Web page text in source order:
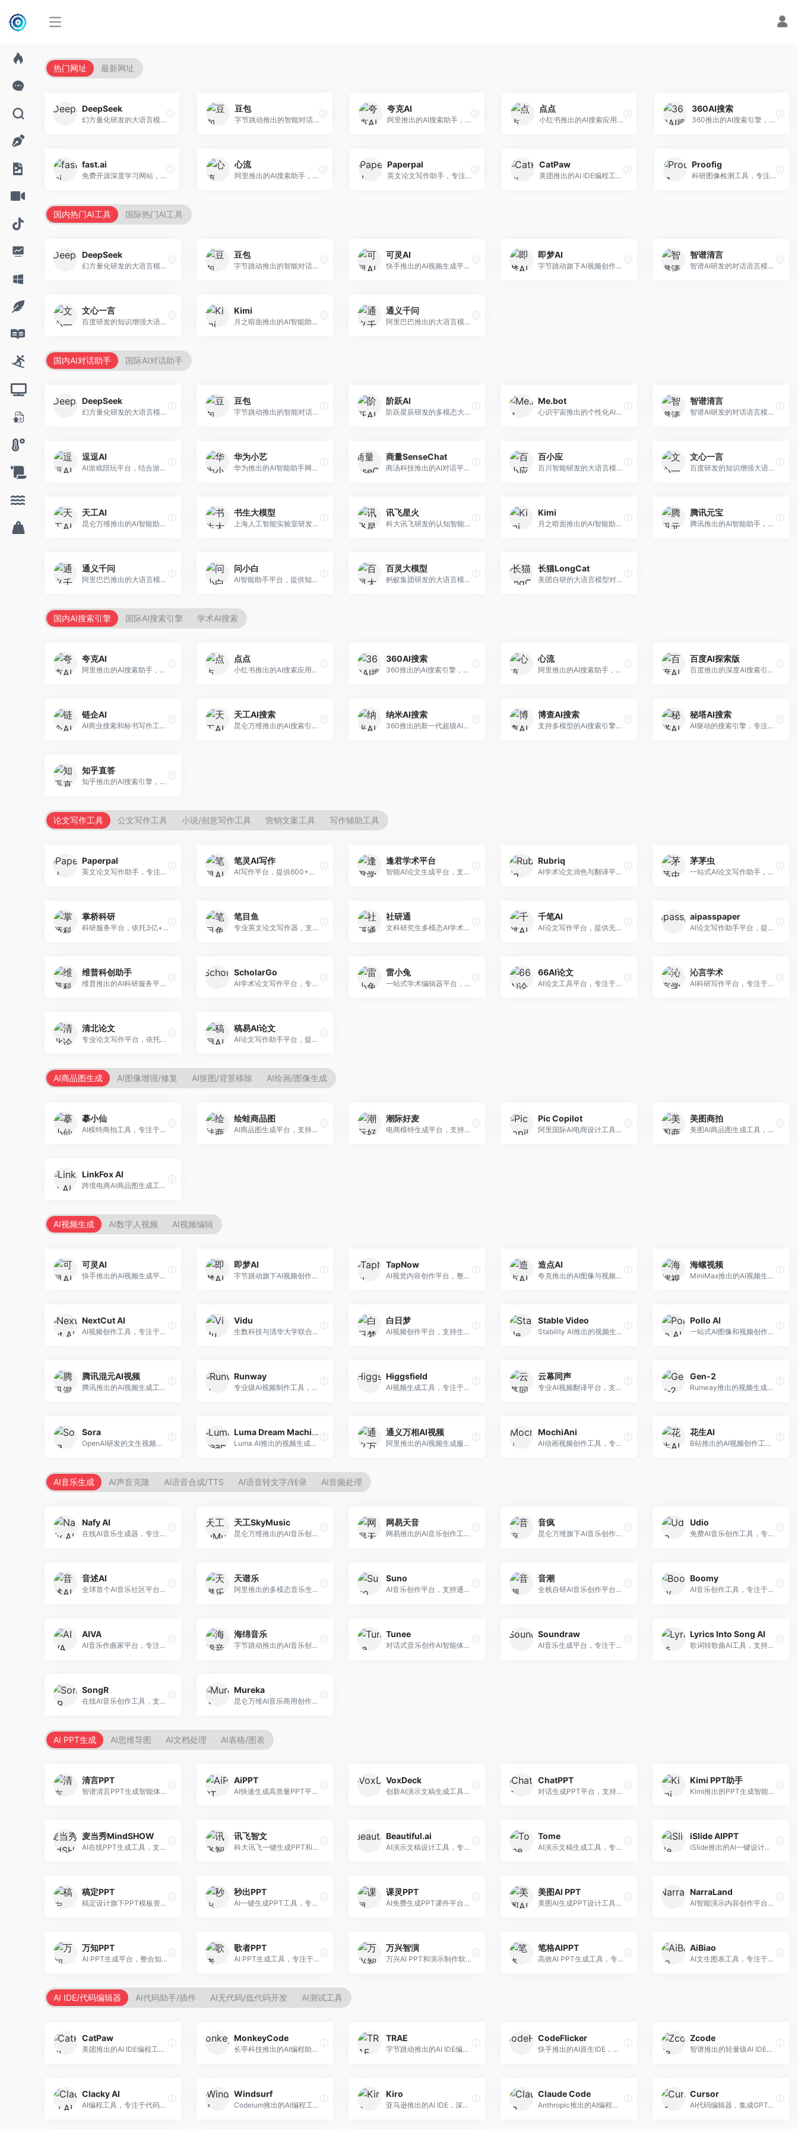
热门网址 最新网址
DeepSeek
幻方量化研发的大语言模型平台，专注于深度推理和代码生成能力。面向开发者、研究人员和技术爱好者，提供强大的逻辑推理和数学计算功能，开源生态完善，API接口友好。
豆包
字节跳动推出的智能对话助手平台，提供文本创作、知识问答、英语学习等多种AI服务。面向普通用户和内容创作者，支持多轮对话和文件解析，免费使用，响应速度快，中文理解能力强。
夸克AI
阿里推出的AI搜索助手，整合搜索与AI功能。面向年轻用户，提供智能搜索、文档处理、学习辅助等服务，与夸克生态深度整合。
点点
小红书推出的AI搜索应用，专注于生活方式内容搜索。面向小红书用户，提供生活攻略、消费决策、内容推荐等服务，生活方式内容丰富。
360AI搜索
360推出的AI搜索引擎，专注于安全智能搜索。面向普通用户，提供智能问答、网页搜索、内容整理等服务，安全防护能力强。
fast.ai
免费开源深度学习网站，专注于实用AI教学。面向开发者，提供免费深度学习课程、实战项目、代码库等资源，学习门槛低。
心流
阿里推出的AI搜索助手，专注于智能信息获取。面向普通用户，提供智能搜索、内容整理、知识问答等服务，与阿里生态深度整合。
Paperpal
英文论文写作助手，专注于学术英语润色。面向需要发表国际期刊的研究者，提供语法检查、学术表达优化、格式规范等服务，英语表达地道专业。
CatPaw
美团推出的AI IDE编程工具，专注于本地开发生态。面向开发者，提供智能代码补全、代码生成、项目管理等服务，本地开发体验好。
Proofig
科研图像检测工具，专注于学术图像完整性验证。面向科研人员，提供图像检测、重复分析、报告生成等服务，学术检测专业。
国内热门AI工具 国际热门AI工具
DeepSeek
幻方量化研发的大语言模型平台，专注于深度推理和代码生成能力。面向开发者、研究人员和技术爱好者，提供强大的逻辑推理和数学计算功能，开源生态完善，API接口友好。
豆包
字节跳动推出的智能对话助手平台，提供文本创作、知识问答、英语学习等多种AI服务。面向普通用户和内容创作者，支持多轮对话和文件解析，免费使用，响应速度快，中文理解能力强。
可灵AI
快手推出的AI视频生成平台，支持文生视频和图生视频，可生成长达2分钟的高质量视频内容。面向短视频创作者和营销人员，操作简便，生成效果逼真，适合商业推广和创意表达。
即梦AI
字节跳动旗下AI视频创作平台，支持多模态内容生成。面向内容创作者和营销人员，提供文生视频、图生视频、智能剪辑等功能，中文理解能力强，创作效率高。
智谱清言
智谱AI研发的对话语言模型，支持中英双语交互。面向中文用户和开发者，提供知识问答、代码编写、文档解读等服务，开源生态完善，学术研究背景深厚。
文心一言
百度研发的知识增强大语言模型，深度融合百度知识图谱和搜索能力。面向中文用户，提供知识问答、文本创作、逻辑推理等服务，中文语境理解准确，知识覆盖面广。
Kimi
月之暗面推出的AI智能助手，核心优势在于超长文本处理能力，支持20万字以上文档分析。面向学术研究者、职场人士和内容创作者，提供文档解读、PPT生成、联网搜索等综合服务。
通义千问
阿里巴巴推出的大语言模型平台，提供对话问答、文档处理、图像理解、代码编写等全方位AI服务。面向企业用户和个人开发者，集成阿里云生态，支持多模态交互，企业级安全保障。
国内AI对话助手 国际AI对话助手
DeepSeek
幻方量化研发的大语言模型平台，专注于深度推理和代码生成能力。面向开发者、研究人员和技术爱好者，提供强大的逻辑推理和数学计算功能，开源生态完善，API接口友好。
豆包
字节跳动推出的智能对话助手平台，提供文本创作、知识问答、英语学习等多种AI服务。面向普通用户和内容创作者，支持多轮对话和文件解析，免费使用，响应速度快，中文理解能力强。
阶跃AI
阶跃星辰研发的多模态大模型平台，支持文本、图像、视频的综合理解与生成。面向创作者和企业客户，提供内容创作、智能分析等服务，多模态能力突出。
Me.bot
心识宇宙推出的个性化AI伴侣，专注于情感交互和个人助理服务。面向个人用户，支持日程管理、情感陪伴、知识问答等功能，交互体验人性化。
智谱清言
智谱AI研发的对话语言模型，支持中英双语交互。面向中文用户和开发者，提供知识问答、代码编写、文档解读等服务，开源生态完善，学术研究背景深厚。
逗逗AI
AI游戏陪玩平台，结合游戏理解和自然语言交互技术。面向游戏玩家，提供游戏攻略、陪玩互动、社交聊天等服务，游戏知识丰富，互动体验有趣。
华为小艺
华为推出的AI智能助手网页端，深度整合鸿蒙生态和华为云服务。面向华为设备用户，支持语音交互、智能问答、设备控制等功能，与华为硬件生态无缝衔接。
商量SenseChat
商汤科技推出的AI对话平台，结合计算机视觉和自然语言处理技术。面向企业用户和开发者，支持多模态交互，视觉理解能力强，适合智能客服和内容创作场景。
百小应
百川智能研发的大语言模型助手，专注于中文理解和生成。面向中文用户，提供知识问答、文本创作、代码辅助等服务，模型参数规模大，中文表达流畅自然。
文心一言
百度研发的知识增强大语言模型，深度融合百度知识图谱和搜索能力。面向中文用户，提供知识问答、文本创作、逻辑推理等服务，中文语境理解准确，知识覆盖面广。
天工AI
昆仑万维推出的AI智能助手，集成搜索、对话、创作等多种能力。面向普通用户和内容创作者，支持联网搜索、文本生成、图像理解等功能，响应速度快，免费使用。
书生大模型
上海人工智能实验室研发的开源大模型系列，支持多尺度和多模态。面向研究机构和开发者，开源生态完善，学术研究背景深厚，适合科研和定制开发。
讯飞星火
科大讯飞研发的认知智能大模型，深度融合语音识别和自然语言处理技术。面向企业用户和教育领域，提供语音交互、文档处理、代码生成等服务，中文语音识别准确率高。
Kimi
月之暗面推出的AI智能助手，核心优势在于超长文本处理能力，支持20万字以上文档分析。面向学术研究者、职场人士和内容创作者，提供文档解读、PPT生成、联网搜索等综合服务。
腾讯元宝
腾讯推出的AI智能助手，整合微信生态和腾讯云服务。面向普通用户和企业客户，支持文档解析、图像理解、联网搜索等功能，与腾讯产品无缝衔接，办公协作便捷。
通义千问
阿里巴巴推出的大语言模型平台，提供对话问答、文档处理、图像理解、代码编写等全方位AI服务。面向企业用户和个人开发者，集成阿里云生态，支持多模态交互，企业级安全保障。
问小白
AI智能助手平台，提供知识问答、文本创作、文档处理等服务。面向普通用户和职场人士，操作简便，响应速度快，支持多场景应用。
百灵大模型
蚂蚁集团研发的大语言模型平台，专注于金融科技和企业服务。面向金融机构和企业客户，提供智能客服、风险分析、文档处理等服务，金融场景理解深入。
长猫LongCat
美团自研的大语言模型对话平台，专注于本地生活服务场景。面向美团生态用户，提供智能推荐、服务问答等功能，本地生活知识覆盖全面。
国内AI搜索引擎 国际AI搜索引擎 学术AI搜索
夸克AI
阿里推出的AI搜索助手，整合搜索与AI功能。面向年轻用户，提供智能搜索、文档处理、学习辅助等服务，与夸克生态深度整合。
点点
小红书推出的AI搜索应用，专注于生活方式内容搜索。面向小红书用户，提供生活攻略、消费决策、内容推荐等服务，生活方式内容丰富。
360AI搜索
360推出的AI搜索引擎，专注于安全智能搜索。面向普通用户，提供智能问答、网页搜索、内容整理等服务，安全防护能力强。
心流
阿里推出的AI搜索助手，专注于智能信息获取。面向普通用户，提供智能搜索、内容整理、知识问答等服务，与阿里生态深度整合。
百度AI探索版
百度推出的深度AI搜索引擎，整合百度知识图谱。面向中文用户，提供智能问答、知识探索、内容生成等服务，知识覆盖面广。
链企AI
AI商业搜索和标书写作工具，专注于企业服务场景。面向企业用户，提供商业信息搜索、标书生成、企业分析等服务，商业信息专业。
天工AI搜索
昆仑万维推出的AI搜索引擎，整合大模型与搜索能力。面向普通用户，提供智能问答、深度搜索、内容整理等服务，中文搜索体验好。
纳米AI搜索
360推出的新一代超级AI搜索，深度整合360搜索资源。面向普通用户，提供智能问答、多模态搜索、内容生成等服务，安全可靠。
博查AI搜索
支持多模型的AI搜索引擎，整合多种大模型能力。面向AI爱好者，提供多模型搜索、答案对比、深度分析等服务，模型选择灵活。
秘塔AI搜索
AI驱动的搜索引擎，专注于无广告直达结果。面向研究者和信息获取需求者，提供深度搜索、来源标注、答案整理等服务，搜索结果干净准确，信息可信度高。
知乎直答
知乎推出的AI搜索引擎，专注于知识问答场景。面向知识获取者，提供知乎内容搜索、智能问答、知识整理等服务，专业知识丰富。
论文写作工具 公文写作工具 小说/创意写作工具 营销文案工具 写作辅助工具
Paperpal
英文论文写作助手，专注于学术英语润色。面向需要发表国际期刊的研究者，提供语法检查、学术表达优化、格式规范等服务，英语表达地道专业。
笔灵AI写作
AI写作平台，提供600+写作模板。面向学生、职场人士和内容创作者，支持论文、公文、营销文案等多种文体，模板丰富，一键生成，写作效率大幅提升。
逢君学术平台
智能AI论文生成平台，支持查重检测。面向高校学生和研究人员，提供论文选题、内容生成、查重修改等一站式服务，学术写作流程完整。
Rubriq
AI学术论文润色与翻译平台。面向国际期刊投稿者，提供论文润色、翻译、格式调整等服务，支持多语言，学术表达专业规范。
茅茅虫
一站式AI论文写作助手，覆盖学术写作全场景。面向高校学生和科研人员，提供开题报告、文献综述、论文正文等写作服务，支持多学科多类型论文，操作简便。
掌桥科研
科研服务平台，依托3亿+真实文献数据库。面向学术研究者和学生，提供文献检索、论文写作、科研数据分析等服务，文献资源丰富，学术支持专业。
笔目鱼
专业英文论文写作器，支持学术论文全流程。面向留学生和国际期刊投稿者，提供英文论文撰写、润色、格式调整等服务，学术英语表达规范。
社研通
文科研究生多模态AI学术写作平台。面向文科研究生和社科研究者，提供文献综述、理论分析、定性研究辅助等服务，文科研究方法论支持完善。
千笔AI
AI论文写作平台，提供无限改稿服务。面向高校学生和学术研究者，支持论文选题、大纲生成、内容撰写、查重修改等全流程服务，改稿次数不限，服务质量有保障。
aipasspaper
AI论文写作助手平台，提供智能化的学术写作支持。面向大学生和研究人员，支持多种学科论文生成，提供参考文献管理和格式规范服务，写作效率高。
维普科创助手
维普推出的AI科研服务平台，整合学术资源与智能写作。面向科研人员和高校师生，提供文献检索、论文写作、查重检测等一站式服务，学术资源权威可靠。
ScholarGo
AI学术论文写作平台，专注于理工科领域的逻辑构建。面向理工科研究生和科研工作者，提供公式编辑、数据分析、论文结构优化等服务，理工科写作逻辑严谨。
雷小兔
一站式学术编辑器平台，覆盖论文写作全流程。面向高校学生和科研人员，提供选题分析、文献检索、论文生成、查重降重等服务，操作流程清晰，学术写作效率显著提升。
66AI论文
AI论文工具平台，专注于高质量低查重论文生成。面向大学生和研究生，提供论文写作、降重修改等服务，生成内容原创度高，查重率低。
沁言学术
AI科研写作平台，专注于学术研究辅助。面向研究生和科研工作者，提供文献分析、研究方法指导、论文撰写等服务，学术资源丰富，研究支持全面。
清北论文
专业论文写作平台，依托高校学术资源。面向本科生和研究生，提供论文指导、写作辅助、查重检测等服务，学术规范性强，适合追求高质量论文的用户。
稿易AI论文
AI论文写作助手平台，提供智能化学术写作支持。面向高校学生，支持多种论文类型生成，提供参考文献管理和格式规范服务，操作流程简单。
AI商品图生成 AI图像增强/修复 AI抠图/背景移除 AI绘画/图像生成
摹小仙
AI模特商拍工具，专注于服装电商。面向服装电商卖家，提供虚拟模特试穿、商品展示图生成等服务，模特形象多样，拍摄成本低。
绘蛙商品图
AI商品图生成平台，支持模特换装和场景生成。面向电商卖家，提供商品上身效果展示、场景化商品图生成等服务，电商营销效果显著。
潮际好麦
电商模特生成平台，支持AI虚拟模特创作。面向服装和配饰电商，提供模特试穿、商品展示、营销素材生成等服务，模特形象可定制。
Pic Copilot
阿里国际AI电商设计工具，专注于跨境电商。面向跨境电商卖家，提供商品图优化、营销海报生成、多语言适配等服务，海外市场适配性强。
美图商拍
美图AI商品图生成工具，整合美图生态。面向电商卖家，提供商品图美化、模特替换、场景生成等服务，移动端操作便捷。
LinkFox AI
跨境电商AI商品图生成工具。面向跨境电商卖家，支持多语言商品图生成、模特替换、场景优化等服务，适配海外电商平台需求。
AI视频生成 AI数字人视频 AI视频编辑
可灵AI
快手推出的AI视频生成平台，支持文生视频和图生视频，可生成长达2分钟的高质量视频内容。面向短视频创作者和营销人员，操作简便，生成效果逼真，适合商业推广和创意表达。
即梦AI
字节跳动旗下AI视频创作平台，支持多模态内容生成。面向内容创作者和营销人员，提供文生视频、图生视频、智能剪辑等功能，中文理解能力强，创作效率高。
TapNow
AI视觉内容创作平台，整合图像与视频生成能力。面向内容创作者，提供文生图、文生视频、智能编辑等服务，创作工具丰富，一站式体验便捷。
造点AI
夸克推出的AI图像与视频创作平台。面向普通用户和内容创作者，提供文生图、文生视频等功能，操作简便，与夸克生态深度整合。
海螺视频
MiniMax推出的AI视频生成工具，支持高质量视频创作。面向内容创作者，提供文生视频、视频编辑等功能，生成速度快，视频效果自然流畅。
NextCut AI
AI视频创作工具，专注于智能剪辑和视频生成。面向视频创作者，提供智能剪辑、视频生成、特效添加等功能，剪辑效率高，适合快节奏内容生产。
Vidu
生数科技与清华大学联合研发的AI视频生成大模型。面向视频创作者和内容生产者，支持文生视频、图生视频，视频质量高，物理运动理解准确，国产视频生成领先工具。
白日梦
AI视频创作平台，支持生成长达50分钟的长视频内容。面向长视频创作者和内容生产者，支持故事视频生成、视频编辑等功能，适合叙事性内容创作。
Stable Video
Stability AI推出的视频生成模型，开源可部署。面向开发者和专业创作者，支持视频生成、视频编辑等功能，开源生态完善，定制化程度高。
Pollo AI
一站式AI图像和视频创作平台，整合多种生成工具。面向内容创作者，提供文生图、文生视频、视频编辑等服务，创作工具全面，一站式体验便捷。
腾讯混元AI视频
腾讯推出的AI视频生成工具，基于混元大模型。面向腾讯生态用户和内容创作者，支持文生视频、视频编辑等功能，与腾讯产品生态深度整合。
Runway
专业级AI视频制作工具，支持视频生成与编辑。面向影视制作人和创意工作者，提供文生视频、视频编辑、绿幕抠像等专业功能，视频处理能力强，适合专业创作场景。
Higgsfield
AI视频生成工具，专注于高质量视频内容创作。面向视频创作者和营销人员，支持文生视频、视频编辑等功能，视频效果逼真，适合商业应用。
云幕同声
专业AI视频翻译平台，支持视频多语言配音和字幕生成。面向跨境电商和内容出海从业者，提供视频翻译、配音、字幕生成等服务，多语言支持完善。
Gen-2
Runway推出的视频生成模型，专注于文生视频和视频风格转换。面向影视制作人和创意工作者，支持文本到视频、图像到视频等多种生成模式，视频质量专业级。
Sora
OpenAI研发的文生视频大模型，可根据文字描述生成长达60秒的高清视频。面向影视创作者、广告从业者和内容生产者，视频连贯性强，物理世界理解准确，代表了AI视频生成的最高水平。
Luma Dream Machine
Luma AI推出的视频生成工具，专注于高质量视频创作。面向影视创作者和内容生产者，支持文生视频、图生视频，视频质量高，物理运动流畅自然。
通义万相AI视频
阿里推出的AI视频生成服务，整合图像与视频创作能力。面向电商和营销从业者，支持商品视频生成、营销视频制作等服务，商业应用场景丰富。
MochiAni
AI动画视频创作工具，专注于动画内容生成。面向动画创作者和二次元内容生产者，支持动画风格视频生成，动画效果流畅，适合动漫内容创作。
花生AI
B站推出的AI视频创作工具，专注于短视频内容生成。面向B站创作者，支持视频生成、视频编辑等功能，与B站平台深度整合，创作效率高。
AI音乐生成 AI声音克隆 AI语音合成/TTS AI语音转文字/转录 AI音频处理
Nafy AI
在线AI音乐生成器，专注于快速音乐创作。面向内容创作者，支持多种风格音乐生成，操作简便，生成速度快，适合快速配乐需求。
天工SkyMusic
昆仑万维推出的AI音乐创作平台，基于天工大模型。面向音乐创作者，支持歌词生成、旋律创作、音乐编曲等服务，中文音乐创作能力强。
网易天音
网易推出的AI音乐创作工具，支持作词、作曲与编曲。面向音乐爱好者和独立音乐人，提供歌词生成、旋律创作、编曲制作等服务，与网易云音乐生态深度整合。
音疯
昆仑万维旗下AI音乐创作平台，专注于音乐内容生成。面向音乐爱好者和内容创作者，提供多种风格音乐生成，操作简便，创作速度快。
Udio
免费AI音乐创作工具，专注于高质量音乐生成。面向音乐创作者和内容制作者，支持多种音乐风格生成，音质专业，创作自由度高，适合专业音乐制作场景。
音述AI
全球首个AI音乐社区平台，整合创作与分享功能。面向音乐创作者和爱好者，提供音乐创作、作品分享、社区交流等服务，社区氛围活跃。
天谱乐
阿里推出的多模态音乐生成平台，整合音频与文本理解能力。面向内容创作者，支持歌词生成、旋律创作、音乐编辑等服务，与阿里生态深度整合。
Suno
AI音乐创作平台，支持通过文字描述生成完整歌曲，包含歌词、旋律和人声。面向音乐爱好者、内容创作者和独立音乐人，操作门槛低，创作速度快，支持多种音乐风格，为音乐创作带来全新可能。
音潮
全栈自研AI音乐创作平台，支持从创作到发布的完整流程。面向独立音乐人和音乐工作室，提供作词作曲、编曲混音、音乐发布等服务，创作工具专业。
Boomy
AI音乐创作工具，专注于快速音乐生成与发布。面向音乐爱好者和业余创作者，支持一键生成原创音乐，可直接发布到音乐平台，创作门槛低。
AIVA
AI音乐作曲家平台，专注于古典和影视配乐创作。面向影视制作人和游戏开发者，提供原创音乐生成、配乐定制等服务，音乐风格专业，适合影视游戏配乐。
海绵音乐
字节跳动推出的AI音乐创作平台，支持多风格音乐生成。面向内容创作者和音乐爱好者，提供歌词创作、旋律生成、编曲制作等服务，创作效率高，适合短视频配乐。
Tunee
对话式音乐创作AI智能体，支持自然语言交互创作。面向音乐爱好者，通过对话方式完成音乐创作，交互体验友好，创作过程直观。
Soundraw
AI音乐生成平台，专注于免版税音乐创作。面向视频创作者和内容制作者，提供背景音乐生成、音乐定制等服务，音乐版权清晰，适合视频配乐场景。
Lyrics Into Song AI
歌词转歌曲AI工具，支持将歌词转化为完整歌曲。面向歌词创作者和音乐爱好者，提供歌词谱曲、编曲制作等服务，歌词音乐化效率高。
SongR
在线AI音乐创作工具，支持歌词与旋律一体化生成。面向内容创作者和音乐爱好者，提供歌词创作、旋律生成、音乐制作等服务，操作简便，创作速度快。
Mureka
昆仑万维AI音乐商用创作平台，专注于商业音乐授权。面向企业和商业用户，提供版权音乐生成、商用授权等服务，音乐版权清晰，商业应用安全。
AI PPT生成 AI思维导图 AI文档处理 AI表格/图表
清言PPT
智谱清言PPT生成智能体，基于GLM大模型。面向智谱用户，支持对话生成PPT、内容优化等服务，与智谱生态深度整合。
AiPPT
AI快速生成高质量PPT平台，支持主题定制。面向职场人士和学生，提供一键生成、模板选择、内容优化等服务，PPT制作速度快，设计质量高。
VoxDeck
创新AI演示文稿生成工具，支持语音交互创作。面向职场人士，支持语音输入、PPT生成、内容优化等功能，语音创作体验便捷。
ChatPPT
对话生成PPT平台，支持自然语言交互创作。面向职场人士和教育工作者，通过对话方式完成PPT制作，交互体验友好，创作过程直观。
Kimi PPT助手
Kimi推出的PPT生成智能体，整合长文本处理能力。面向职场人士和学生，支持文档解析、PPT生成、内容优化等服务，与Kimi生态深度整合。
麦当秀MindSHOW
AI在线PPT生成工具，支持思维导图转PPT。面向职场人士，提供思维导图导入、PPT生成、模板选择等服务，思维导图转PPT效率高。
讯飞智文
科大讯飞一键生成PPT和Word工具，整合语音技术。面向职场人士，支持语音输入、文档生成、格式调整等功能，办公效率显著提升。
Beautiful.ai
AI演示文稿设计工具，专注于自动化设计排版。面向职场人士，提供智能排版、模板选择、设计优化等服务，设计美观度高。
Tome
AI演示文稿生成工具，专注于故事化演示创作。面向创业者和营销人员，提供故事叙述、视觉设计、内容生成等服务，演示文稿叙事性强。
iSlide AIPPT
iSlide推出的AI一键设计精美PPT工具。面向PPT设计用户，提供模板库、内容生成、设计优化等服务，与iSlide插件深度整合。
稿定PPT
稿定设计旗下PPT模板资源库，整合AI生成功能。面向设计师和职场人士，提供海量PPT模板、AI内容生成等服务，模板质量高。
秒出PPT
AI一键生成PPT工具，专注于快速演示文稿制作。面向职场人士，支持主题输入、内容生成、模板套用等功能，PPT生成速度快，适合紧急制作场景。
课灵PPT
AI免费生成PPT课件平台，专注于教育场景。面向教师和教育工作者，提供课件生成、教学设计、模板选择等服务，教育适配性强。
美图AI PPT
美图AI生成PPT设计工具，整合图像处理能力。面向设计师和职场人士，提供PPT生成、图片美化、设计优化等服务，视觉设计美观。
NarraLand
AI智能演示内容创作平台，专注于叙事演示。面向内容创作者，提供故事创作、演示生成、动画设计等服务，演示内容生动有趣。
万知PPT
AI PPT生成平台，整合知识库与创作功能。面向职场人士，支持内容检索、PPT生成、设计优化等服务，知识整合能力强。
歌者PPT
AI PPT生成工具，专注于演示文稿智能创作。面向职场人士，支持主题输入、内容生成、设计美化等功能，PPT制作效率高。
万兴智演
万兴AI PPT和演示制作软件，整合视频演示功能。面向职场人士和教育工作者，提供PPT生成、演示录制、视频制作等服务，演示功能完善。
笔格AIPPT
高效AI PPT生成工具，专注于演示文稿智能创作。面向职场人士，支持主题输入、内容生成、设计美化等功能，PPT制作效率高。
AiBiao
AI文生图表工具，专注于数据可视化展示。面向数据分析师和职场人士，提供图表生成、数据可视化、PPT嵌入等服务，数据展示专业。
AI IDE/代码编辑器 AI代码助手/插件 AI无代码/低代码开发 AI测试工具
CatPaw
美团推出的AI IDE编程工具，专注于本地开发生态。面向开发者，提供智能代码补全、代码生成、项目管理等服务，本地开发体验好。
MonkeyCode
长亭科技推出的AI编程助手，专注于安全开发。面向开发者，提供代码生成、安全检测、漏洞修复等服务，安全开发能力强。
TRAE
字节跳动推出的AI IDE编程工具，深度集成大模型能力。面向开发者，提供智能代码补全、代码解释、重构优化等服务，编程效率显著提升。
CodeFlicker
快手推出的AI原生IDE，专注于短视频相关开发。面向快手生态开发者，提供代码生成、调试辅助等服务，与快手开发生态深度整合。
Zcode
智谱推出的轻量级AI IDE，基于GLM模型。面向开发者，提供智能代码补全、代码生成、错误检测等服务，中文编程支持好。
Clacky AI
AI编程工具，专注于代码智能生成与优化。面向开发者，提供代码生成、代码重构、错误修复等服务，编程效率高。
Windsurf
Codeium推出的AI编程工具，专注于代码智能辅助。面向开发者，提供代码补全、代码生成、代码解释等服务，多语言支持完善。
Kiro
亚马逊推出的AI IDE，深度整合AWS云服务。面向AWS开发者，提供代码生成、云服务集成、部署自动化等服务，与AWS生态无缝衔接。
Claude Code
Anthropic推出的AI编程工具，基于Claude模型。面向开发者，提供代码生成、代码审查、调试辅助等服务，代码质量高，推理能力强。
Cursor
AI代码编辑器，集成GPT-4模型，专注于智能编程辅助。面向开发者，提供代码生成、代码解释、错误修复等服务，编程体验流畅，开发效率高。